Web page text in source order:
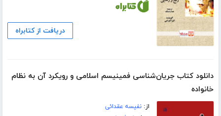
دریافت از کتابراه
دانلود کتاب جریان‌شناسی فمینیسم اسلامی و رویکرد آن به نظام
خانواده
از:نفیسه عقدائی